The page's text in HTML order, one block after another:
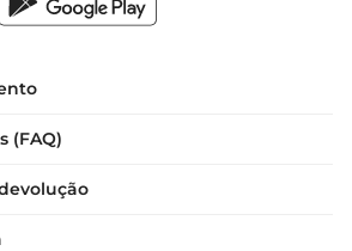
para incrementar molhos e
deixe de incluir as azeitonas
delicioso ingrediente.
(FAQ)